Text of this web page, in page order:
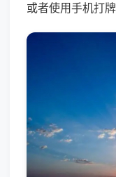
或者使用手机打